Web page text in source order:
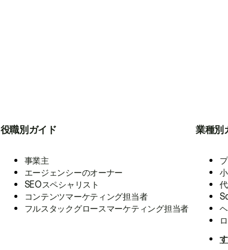
役職別ガイド
事業主
エージェンシーのオーナー
SEOスペシャリスト
コンテンツマーケティング担当者
フルスタックグロースマーケティング担当者
業種別